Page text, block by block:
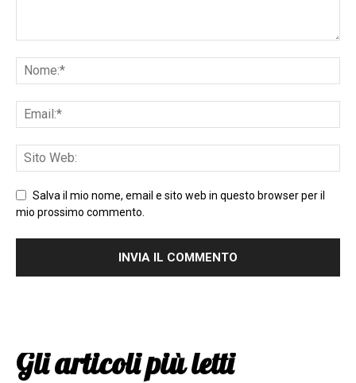
Salva il mio nome, email e sito web in questo browser per il
mio prossimo commento.
Gli articoli più letti